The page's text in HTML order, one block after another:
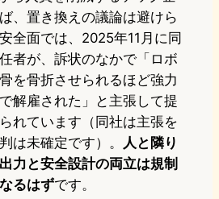
、置き換えの議論は避けら
全面では、2025年11月に同
者が、訴状のなかで「ロボ
を骨折させられるほど強力
解雇された」と主張して提
れています（同社は主張を
は未確定です）。 人と隣り
力と安全設計の両立は規制
るはずです。